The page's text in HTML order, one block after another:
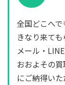
全国どこへ
きなり来て
メール・
おおよその
にご納得い